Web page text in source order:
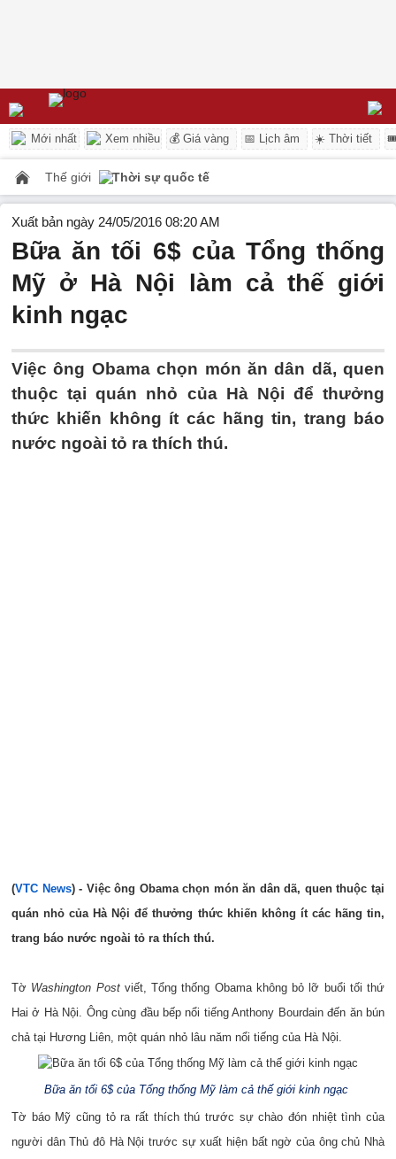
Mới nhất Xem nhiều 💰 Giá vàng 📅 Lịch âm ☀️ Thời tiết
Thế giới Thời sự quốc tế
Xuất bản ngày 24/05/2016 08:20 AM
Bữa ăn tối 6$ của Tổng thống
Mỹ ở Hà Nội làm cả thế giới
kinh ngạc
Việc ông Obama chọn món ăn dân dã, quen
thuộc tại quán nhỏ của Hà Nội để thưởng
thức khiến không ít các hãng tin, trang báo
nước ngoài tỏ ra thích thú.
(VTC News) - Việc ông Obama chọn món ăn dân dã, quen thuộc tại
quán nhỏ của Hà Nội để thưởng thức khiến không ít các hãng tin,
trang báo nước ngoài tỏ ra thích thú.
Tờ Washington Postviết, Tổng thống Obama không bỏ lỡ buổi tối thứ
Hai ở Hà Nội. Ông cùng đầu bếp nổi tiếng Anthony Bourdain đến ăn bún
chả tại Hương Liên, một quán nhỏ lâu năm nổi tiếng của Hà Nội.
Bữa ăn tối 6$ của Tổng thống Mỹ làm cả thế giới kinh ngạc
Tờ báo Mỹ cũng tỏ ra rất thích thú trước sự chào đón nhiệt tình của
người dân Thủ đô Hà Nội trước sự xuất hiện bất ngờ của ông chủ Nhà